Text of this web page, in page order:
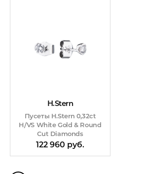
H.Stern
Пусеты H.Stern 0,32ct
H/VS White Gold & Round
Cut Diamonds
122 960 руб.